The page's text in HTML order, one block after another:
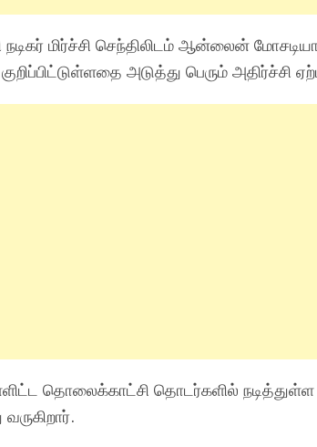
மிர்ச்சி செந்திலிடம் ஆன்லைன்
அடுத்து பெரும் அதிர்ச்சி
தொலைக்காட்சி தொடர்களில்